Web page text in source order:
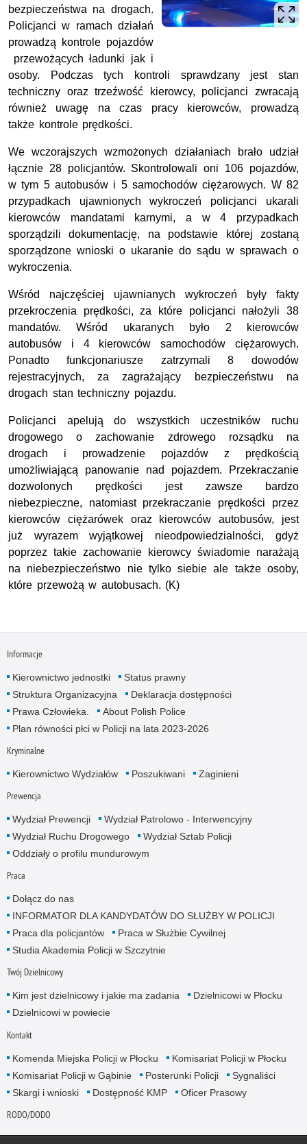
bezpieczeństwa na drogach.
Policjanci w ramach działań
prowadzą kontrole pojazdów
przewożących ładunki jak i
osoby. Podczas tych kontroli sprawdzany jest stan
techniczny oraz trzeźwość kierowcy, policjanci zwracają
również uwagę na czas pracy kierowców, prowadzą
także kontrole prędkości.
We wczorajszych wzmożonych działaniach brało udział
łącznie 28 policjantów. Skontrolowali oni 106 pojazdów,
w tym 5 autobusów i 5 samochodów ciężarowych. W 82
przypadkach ujawnionych wykroczeń policjanci ukarali
kierowców mandatami karnymi, a w 4 przypadkach
sporządzili dokumentację, na podstawie której zostaną
sporządzone wnioski o ukaranie do sądu w sprawach o
wykroczenia.
Wśród najczęściej ujawnianych wykroczeń były fakty
przekroczenia prędkości, za które policjanci nałożyli 38
mandatów. Wśród ukaranych było 2 kierowców
autobusów i 4 kierowców samochodów ciężarowych.
Ponadto funkcjonariusze zatrzymali 8 dowodów
rejestracyjnych, za zagrażający bezpieczeństwu na
drogach stan techniczny pojazdu.
Policjanci apelują do wszystkich uczestników ruchu
drogowego o zachowanie zdrowego rozsądku na
drogach i prowadzenie pojazdów z prędkością
umożliwiającą panowanie nad pojazdem. Przekraczanie
dozwolonych prędkości jest zawsze bardzo
niebezpieczne, natomiast przekraczanie prędkości przez
kierowców ciężarówek oraz kierowców autobusów, jest
już wyrazem wyjątkowej nieodpowiedzialności, gdyż
poprzez takie zachowanie kierowcy świadomie narażają
na niebezpieczeństwo nie tylko siebie ale także osoby,
które przewożą w autobusach. (K)
Informacje
Kierownictwo jednostki
Status prawny
Struktura Organizacyjna
Deklaracja dostępności
Prawa Człowieka.
About Polish Police
Plan równości płci w Policji na lata 2023-2026
Kryminalne
Kierownictwo Wydziałów Poszukiwani Zaginieni
Prewencja
Wydział Prewencji
Wydział Patrolowo - Interwencyjny
Wydział Ruchu Drogowego
Wydział Sztab Policji
Oddziały o profilu mundurowym
Praca
Dołącz do nas
INFORMATOR DLA KANDYDATÓW DO SŁUŻBY W POLICJI
Praca dla policjantów
Praca w Służbie Cywilnej
Studia Akademia Policji w Szczytnie
Twój Dzielnicowy
Kim jest dzielnicowy i jakie ma zadania
Dzielnicowi w Płocku
Dzielnicowi w powiecie
Kontakt
Komenda Miejska Policji w Płocku
Komisariat Policji w Płocku
Komisariat Policji w Gąbinie
Posterunki Policji
Sygnaliści
Skargi i wnioski
Dostępność KMP Oficer Prasowy
RODO/DODO